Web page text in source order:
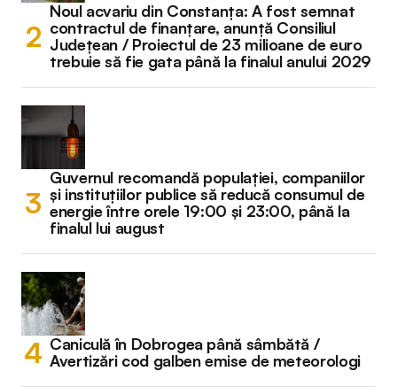
Noul acvariu din Constanța: A fost semnat
contractul de finanțare, anunță Consiliul
Județean / Proiectul de 23 milioane de euro
trebuie să fie gata până la finalul anului 2029
Guvernul recomandă populației, companiilor
și instituțiilor publice să reducă consumul de
energie între orele 19:00 și 23:00, până la
finalul lui august
Caniculă în Dobrogea până sâmbătă /
Avertizări cod galben emise de meteorologi